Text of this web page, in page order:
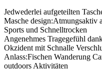
Jedwederlei aufgeteilten
Masche design:Atmungsaktiv
Sports und Schnelltrocken
Angenehmes Tragegefühl
Okzident mit Schnalle
Anlass:Fischen Wanderung
outdoors Aktivitäten